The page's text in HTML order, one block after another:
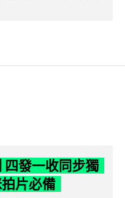
發一收同步獨
片必備